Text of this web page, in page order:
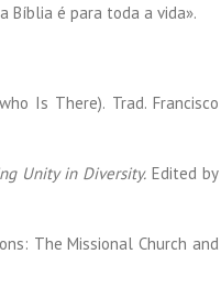
Bíblia é para toda a vida».
Is There). Trad. Francisco
Unity in Diversity. Edited by
The Missional Church and